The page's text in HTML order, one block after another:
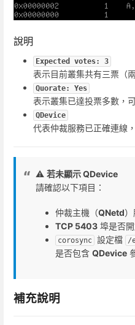
說明
Expected votes: 3
表示目前叢集共有三票（
Quorate: Yes
表示叢集已達投票多數，
QDevice
代表仲裁服務已正確連線
⚠️ 若未顯示 QDevice
請確認以下項目：
仲裁主機（QNetd
TCP 5403 埠是否
corosync 設定檔 /
是否包含 QDevice
補充說明